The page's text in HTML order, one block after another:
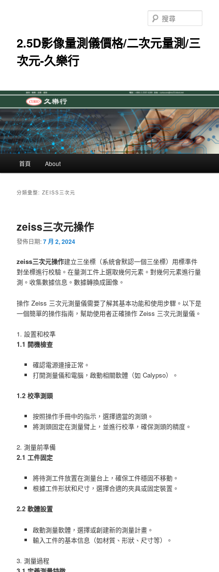
2.5D影像量測儀價格/二次元量測/三
次元-久樂行
尋
首頁 About
分類彙整:ZEISS三次元
zeiss三次元操作
發佈日期:7 月 2, 2024
zeiss三次元操作建立三坐標（系統會默認一個三坐標）用標準件
對坐標進行校驗。在量測工件上選取幾何元素。對幾何元素進行量
測。收集數據信息。數據轉換成圖像。
操作 Zeiss 三次元測量儀需要了解其基本功能和使用步驟。以下是
一個簡單的操作指南，幫助使用者正確操作 Zeiss 三次元測量儀。
1. 設置和校準
1.1 開機檢查
確認電源連接正常。
打開測量儀和電腦，啟動相關軟體（如 Calypso）。
1.2 校準測頭
按照操作手冊中的指示，選擇適當的測頭。
將測頭固定在測量臂上，並進行校準，確保測頭的精度。
2. 測量前準備
2.1 工件固定
將待測工件放置在測量台上，確保工件穩固不移動。
根據工件形狀和尺寸，選擇合適的夾具或固定裝置。
2.2 軟體設置
啟動測量軟體，選擇或創建新的測量計畫。
輸入工件的基本信息（如材質、形狀、尺寸等）。
3. 測量過程